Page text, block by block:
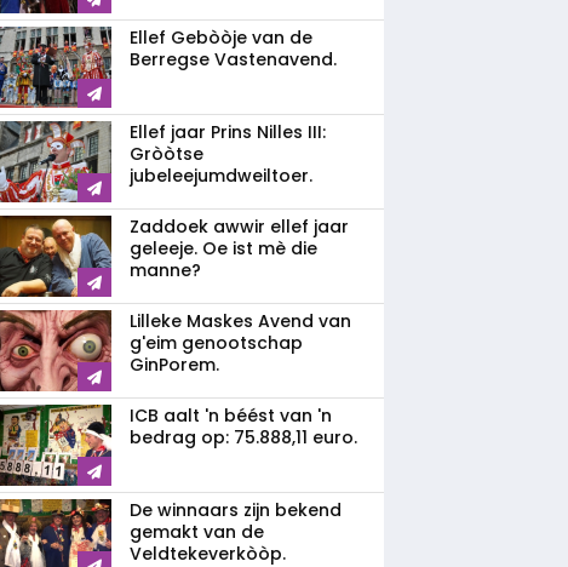
Ellef Gebòòje van de
Berregse Vastenavend.
Ellef jaar Prins Nilles III:
Gròòtse
jubeleejumdweiltoer.
Zaddoek awwir ellef jaar
geleeje. Oe ist mè die
manne?
Lilleke Maskes Avend van
g'eim genootschap
GinPorem.
ICB aalt 'n béést van 'n
bedrag op: 75.888,11 euro.
De winnaars zijn bekend
gemakt van de
Veldtekeverkòòp.